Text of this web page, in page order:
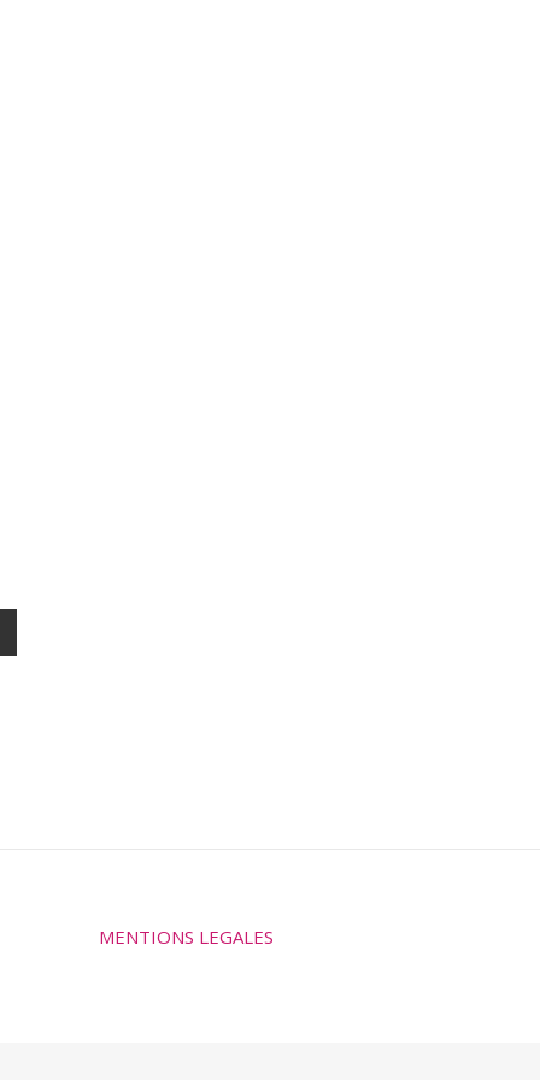
MENTIONS LEGALES